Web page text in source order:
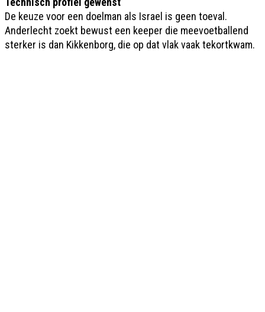
De keuze voor een doelman als Israel is geen toeval.
Anderlecht zoekt bewust een keeper die meevoetballend
sterker is dan Kikkenborg, die op dat vlak vaak tekortkwam.